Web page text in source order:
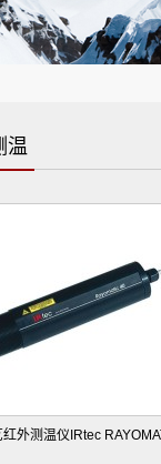
温
外测温仪IRtec